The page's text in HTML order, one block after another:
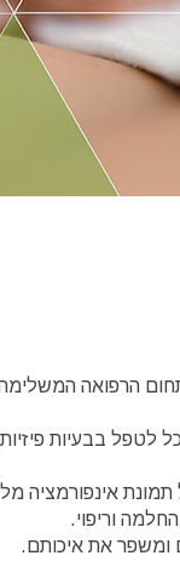
הרפואה
בבעיות פיזיות,
אינפורמציה
וריפוי.
ומשפר את איכותם.